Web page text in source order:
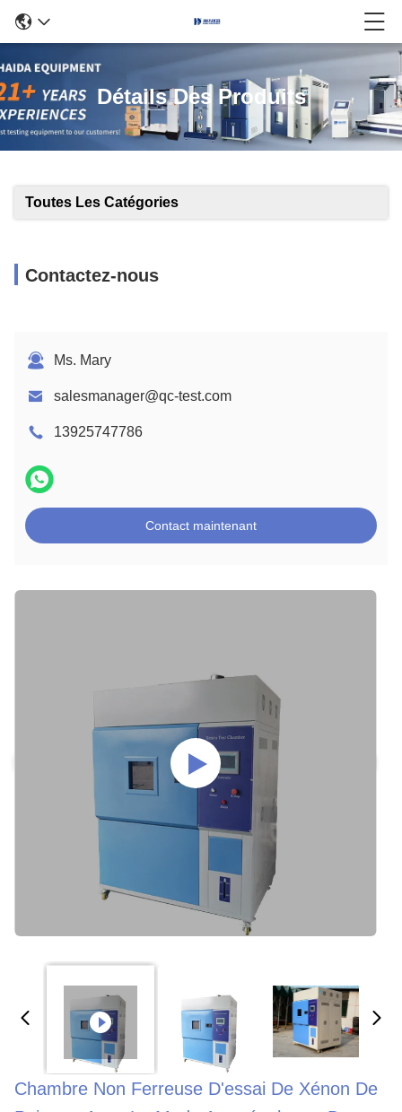
Détails Des Produits
Toutes Les Catégories
Contactez-nous
Ms. Mary
salesmanager@qc-test.com
13925747786
Contact maintenant
Chambre Non Ferreuse D'essai De Xénon De